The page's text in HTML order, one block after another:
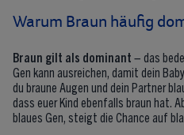
Warum Braun häufig
Braun gilt als dominant – das
Gen kann ausreichen, damit dein
du braune Augen und dein Partner
dass euer Kind ebenfalls braun hat.
blaues Gen, steigt die Chance auf